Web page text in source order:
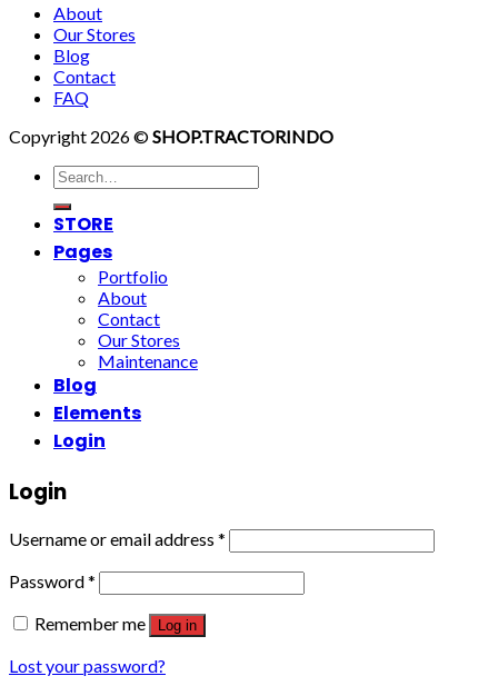
About
Our Stores
Blog
Contact
FAQ
Copyright 2026 ©SHOP.TRACTORINDO
Search
for:
STORE
Pages
Portfolio
About
Contact
Our Stores
Maintenance
Blog
Elements
Login
Login
Username or email address *
Password*
Remember me
Log in
Lost your password?